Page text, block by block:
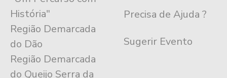
História"
Região Demarcada
do Dão
Região Demarcada
do Queijo Serra da
Precisa de Ajuda ?
Sugerir Evento